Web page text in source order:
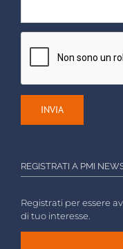
REGISTRATI A PMI
Registrati per essere
di tuo interesse.